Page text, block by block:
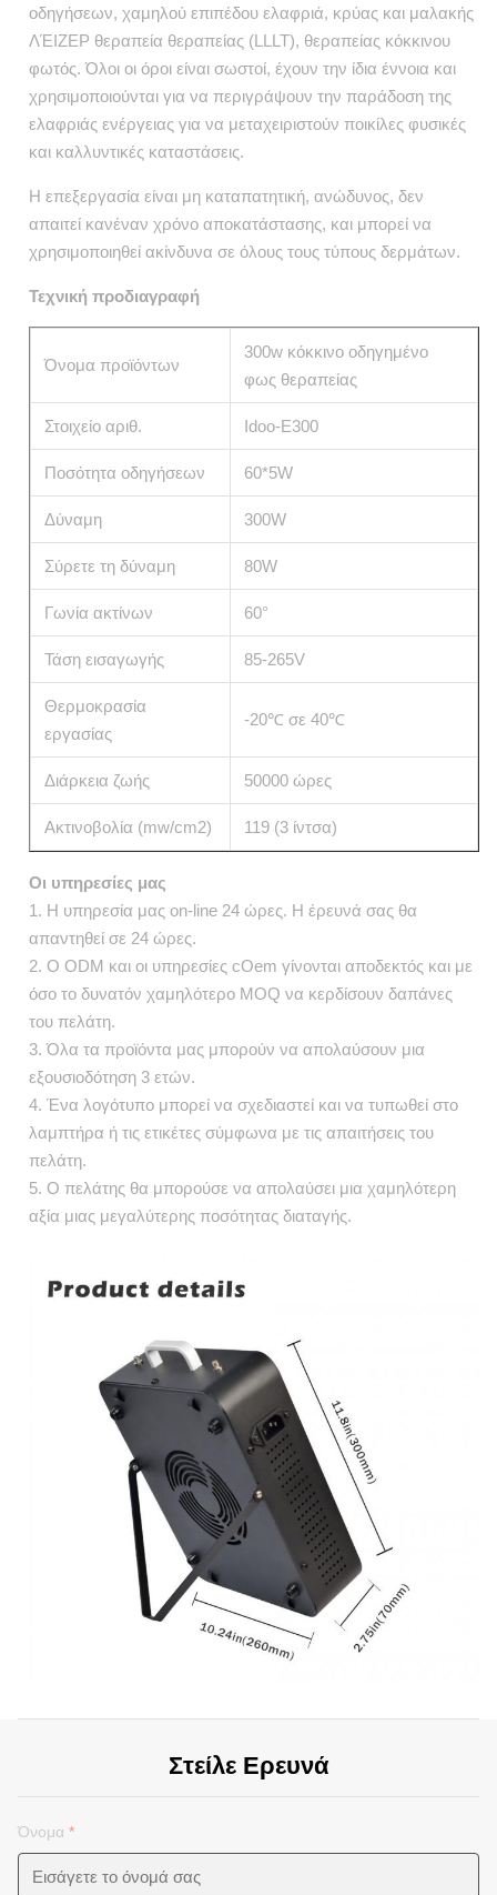
οδηγήσεων, χαμηλού επιπέδου ελαφριά, κρύας και μαλακής
ΛΈΙΖΕΡ θεραπεία θεραπείας (LLLT), θεραπείας κόκκινου
φωτός. Όλοι οι όροι είναι σωστοί, έχουν την ίδια έννοια και
χρησιμοποιούνται για να περιγράψουν την παράδοση της
ελαφριάς ενέργειας για να μεταχειριστούν ποικίλες φυσικές
και καλλυντικές καταστάσεις.
Η επεξεργασία είναι μη καταπατητική, ανώδυνος, δεν
απαιτεί κανέναν χρόνο αποκατάστασης, και μπορεί να
χρησιμοποιηθεί ακίνδυνα σε όλους τους τύπους δερμάτων.
Τεχνική προδιαγραφή
Όνομα προϊόντων
300w κόκκινο οδηγημένο
φως θεραπείας
Στοιχείο αριθ. Idoo-E300
Ποσότητα οδηγήσεων 60*5W
Δύναμη 300W
Σύρετε τη δύναμη 80W
Γωνία ακτίνων 60°
Τάση εισαγωγής 85-265V
Θερμοκρασία
εργασίας
-20℃ σε 40℃
Διάρκεια ζωής 50000 ώρες
Ακτινοβολία (mw/cm2) 119 (3 ίντσα)
Οι υπηρεσίες μας
1. Η υπηρεσία μας on-line 24 ώρες. Η έρευνά σας θα
απαντηθεί σε 24 ώρες.
2. Ο ODM και οι υπηρεσίες cOem γίνονται αποδεκτός και με
όσο το δυνατόν χαμηλότερο MOQ να κερδίσουν δαπάνες
του πελάτη.
3. Όλα τα προϊόντα μας μπορούν να απολαύσουν μια
εξουσιοδότηση 3 ετών.
4. Ένα λογότυπο μπορεί να σχεδιαστεί και να τυπωθεί στο
λαμπτήρα ή τις ετικέτες σύμφωνα με τις απαιτήσεις του
πελάτη.
5. Ο πελάτης θα μπορούσε να απολαύσει μια χαμηλότερη
αξία μιας μεγαλύτερης ποσότητας διαταγής.
Στείλε Ερευνά
Όνομα *